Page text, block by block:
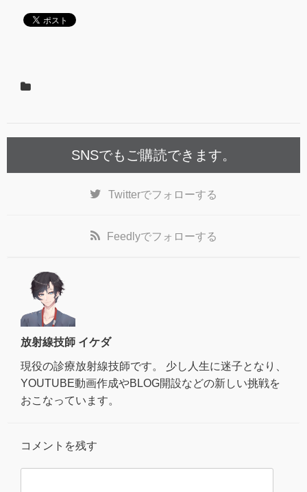
SNSでもご購読できます。
Twitterでフォローする
Feedlyでフォローする
放射線技師 イケダ
現役の診療放射線技師です。 少し人生に迷子となり、
YOUTUBE動画作成やBLOG開設などの新しい挑戦を
おこなっています。
コメントを残す